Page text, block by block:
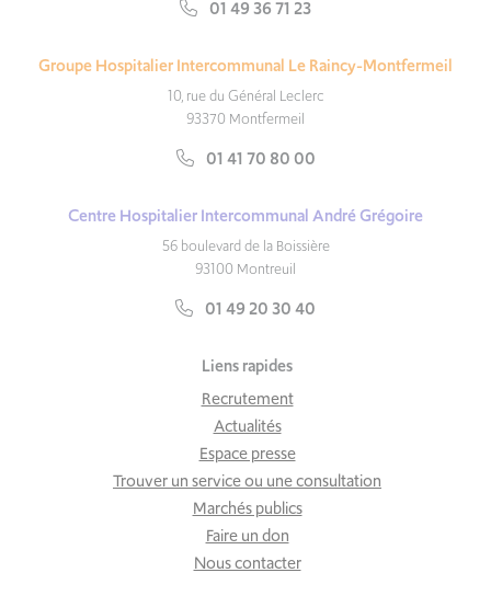
01 49 36 71 23
Groupe Hospitalier Intercommunal Le Raincy-Montfermeil
10, rue du Général Leclerc
93370 Montfermeil
01 41 70 80 00
Centre Hospitalier Intercommunal André Grégoire
56 boulevard de la Boissière
93100 Montreuil
01 49 20 30 40
Liens rapides
Recrutement
Actualités
Espace presse
Trouver un service ou une consultation
Marchés publics
Faire un don
Nous contacter